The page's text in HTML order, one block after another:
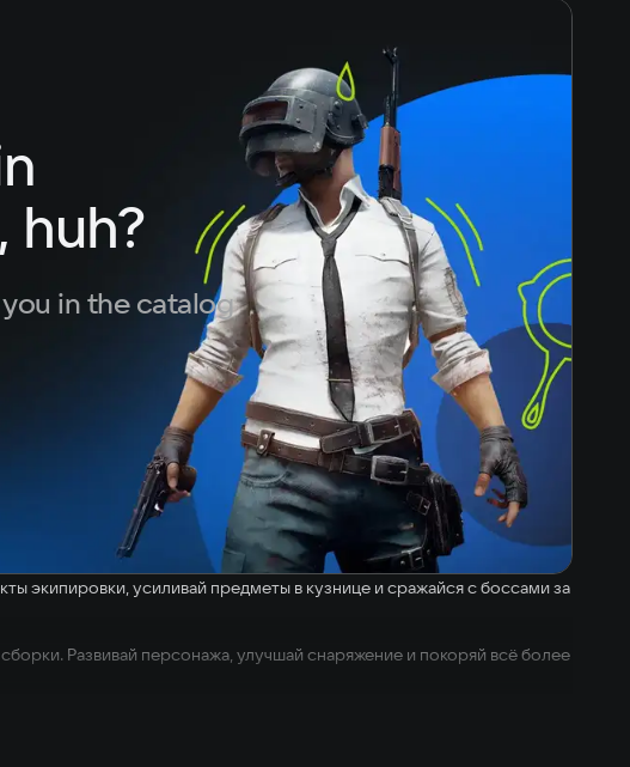
huh?
in the catalog
экипировки, усиливай предметы в кузнице и сражайся с боссами за
Развивай персонажа, улучшай снаряжение и покоряй всё более